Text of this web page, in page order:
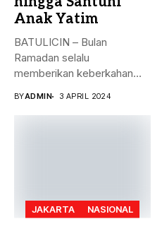
Anak Yatim
BATULICIN – Bulan
Ramadan selalu
memberikan keberkahan
BYADMIN 3 APRIL 2024
JAKARTA NASIONAL